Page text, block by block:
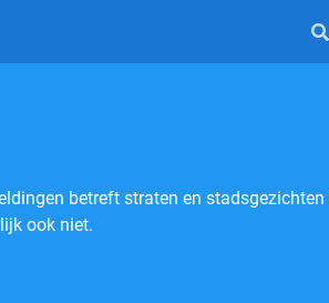
betreft straten en
ook niet.